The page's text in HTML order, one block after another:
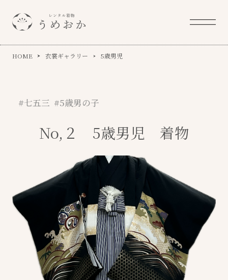
HOME 衣裳ギャラリー 5歳男児
#七五三 #5歳男の子
No,２ 5歳男児 着物